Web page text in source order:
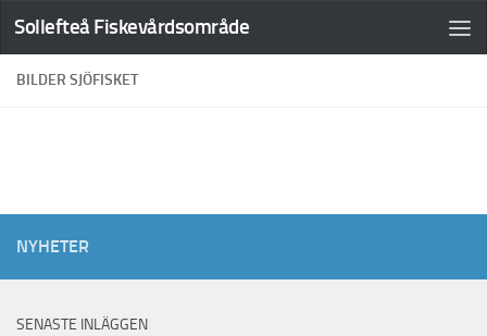
Sollefteå Fiskevårdsområde
BILDER SJÖFISKET
NYHETER
SENASTE INLÄGGEN